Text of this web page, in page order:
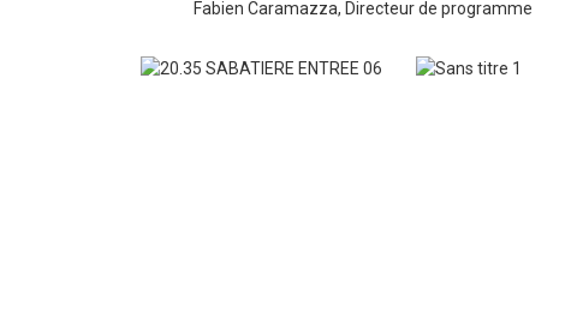
Fabien Caramazza, Directeur de programme